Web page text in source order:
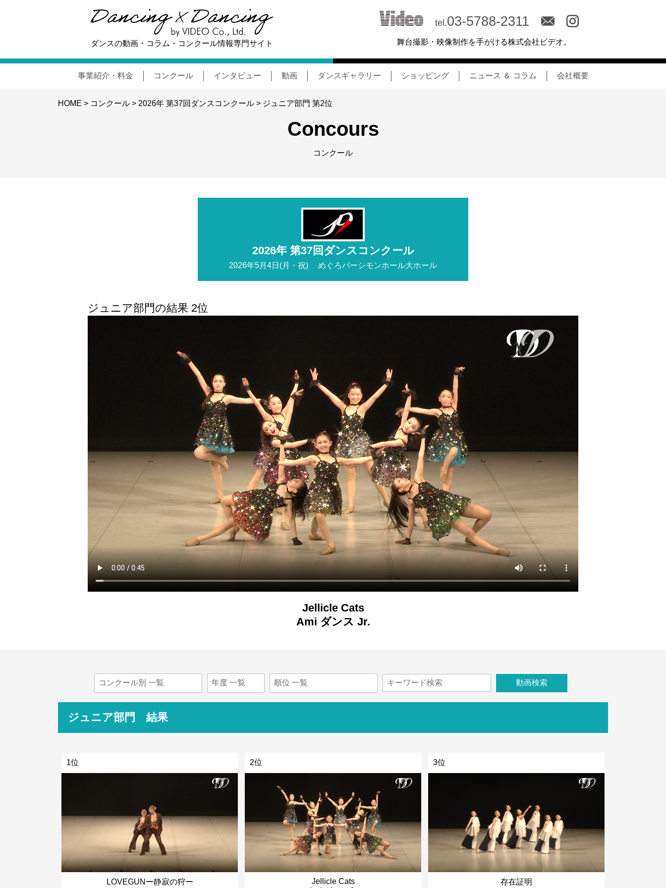
ダンスの動画・コラム・コンクール情報専門サイト
tel.03-5788-2311
舞台撮影・映像制作を手がける株式会社ビデオ。
事業紹介・料金 コンクール インタビュー 動画 ダンスギャラリー ショッピング ニュース ＆ コラム 会社概要
HOME > コンクール > 2026年 第37回ダンスコンクール > ジュニア部門 第2位
Concours
コンクール
2026年 第37回ダンスコンクール
2026年5月4日(月・祝) めぐろパーシモンホール大ホール
ジュニア部門の結果 2位
Jellicle Cats
Ami ダンス Jr.
ジュニア部門 結果
1位
LOVEGUNー静寂の狩ー
2位
Jellicle Cats
3位
存在証明